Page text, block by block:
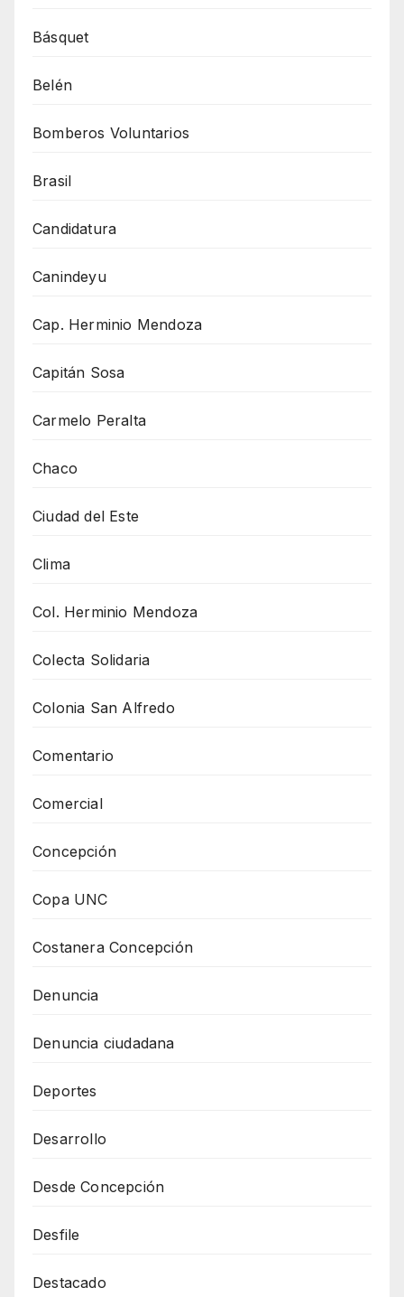
Básquet
Belén
Bomberos Voluntarios
Brasil
Candidatura
Canindeyu
Cap. Herminio Mendoza
Capitán Sosa
Carmelo Peralta
Chaco
Ciudad del Este
Clima
Col. Herminio Mendoza
Colecta Solidaria
Colonia San Alfredo
Comentario
Comercial
Concepción
Copa UNC
Costanera Concepción
Denuncia
Denuncia ciudadana
Deportes
Desarrollo
Desde Concepción
Desfile
Destacado